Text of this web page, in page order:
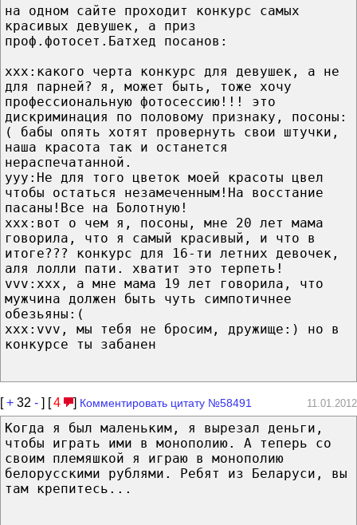
на одном сайте проходит конкурс самых
красивых девушек, а приз
проф.фотосет.Батхед посанов:
xxx:какого черта конкурс для девушек, а не
для парней? я, может быть, тоже хочу
профессиональную фотосессию!!! это
дискриминация по половому признаку, посоны:
( бабы опять хотят провернуть свои штучки,
наша красота так и останется
нераспечатанной.
yyy:Не для того цветок моей красоты цвел
чтобы остаться незамеченным!На восстание
пасаны!Все на Болотную!
xxx:вот о чем я, посоны, мне 20 лет мама
говорила, что я самый красивый, и что в
итоге??? конкурс для 16-ти летних девочек,
аля лолли пати. хватит это терпеть!
vvv:xxx, а мне мама 19 лет говорила, что
мужчина должен быть чуть симпотичнее
обезьяны:(
xxx:vvv, мы тебя не бросим, дружище:) но в
конкурсе ты забанен
[+ 32 - ] [4 ] Комментировать цитату №58491 11.01.2012
Когда я был маленьким, я вырезал деньги,
чтобы играть ими в монополию. А теперь со
своим племяшкой я играю в монополию
белорусскими рублями. Ребят из Беларуси, вы
там крепитесь...